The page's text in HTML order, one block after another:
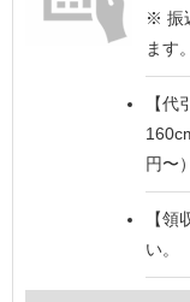
※ 振
ます。
【代
円〜）
【領
い。